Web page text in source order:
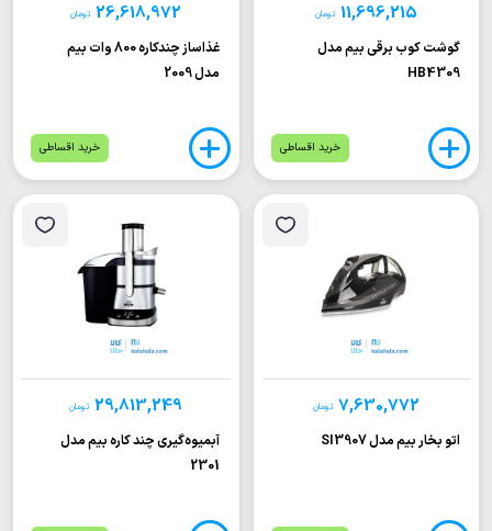
11,696,215 تومان
گوشت کوب برقی بیم مدل
HB4309
خرید اقساطی
26,618,972 تومان
غذاساز چندکاره 800 وات بیم
مدل 2009
خرید اقساطی
7,630,772 تومان
اتو بخار بیم مدل SI3907
29,813,249 تومان
آبمیوه‌گیری چند کاره بیم مدل
2301